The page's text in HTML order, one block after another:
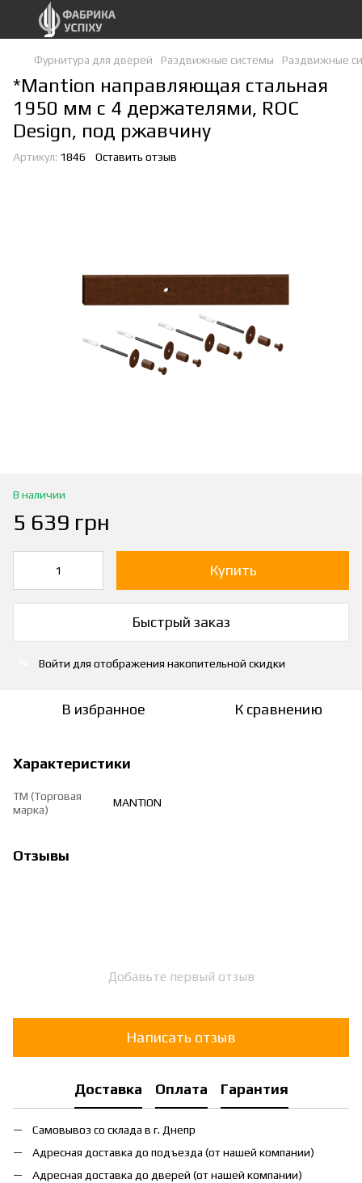
Фурнитура для дверей Раздвижные системы Раздвижные
*Mantion направляющая стальная
1950 мм с 4 держателями, ROC
Design, под ржавчину
Артикул: 1846 Оставить отзыв
В наличии
5 639 грн
Купить
Быстрый заказ
Войти для отображения накопительной скидки
В избранное К сравнению
Характеристики
ТМ (Торговая
марка)
MANTION
Отзывы
Добавьте первый отзыв
Написать отзыв
Доставка Оплата Гарантия
Самовывоз со склада в г. Днепр
Адресная доставка до подъезда (от нашей компании)
Адресная доставка до дверей (от нашей компании)